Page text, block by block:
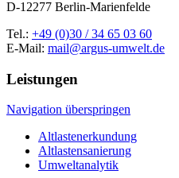
D-12277 Berlin-Marienfelde
Tel.: +49 (0)30 / 34 65 03 60
E-Mail: mail@argus-umwelt.de
Leistungen
Navigation überspringen
Altlastenerkundung
Altlastensanierung
Umweltanalytik